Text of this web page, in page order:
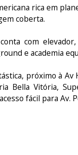
rica em
coberta.
com
e academia
próximo à
Bella Vitória,
fácil para